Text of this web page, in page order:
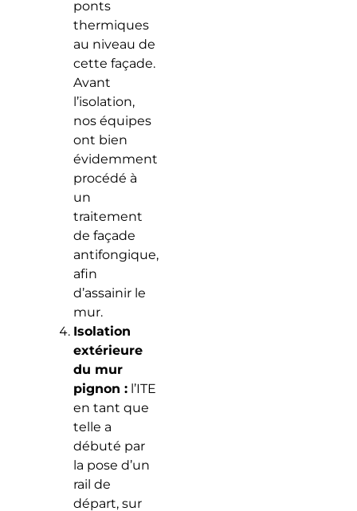
ponts
thermiques
au niveau de
cette façade.
Avant
l’isolation,
nos équipes
ont bien
évidemment
procédé à
un
traitement
de façade
antifongique,
afin
d’assainir le
mur.
Isolation
extérieure
du mur
pignon :l’ITE
en tant que
telle a
débuté par
la pose d’un
rail de
départ, sur